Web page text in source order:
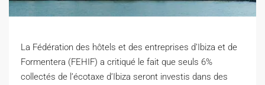
La Fédération des hôtels et des entreprises d’Ibiza et de
Formentera (FEHIF) a critiqué le fait que seuls 6%
collectés de l’écotaxe d’Ibiza seront investis dans des